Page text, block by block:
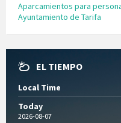
Aparcamientos para
Ayuntamiento de Tarifa
EL TIEMPO
Local Time
Today
2026-08-07